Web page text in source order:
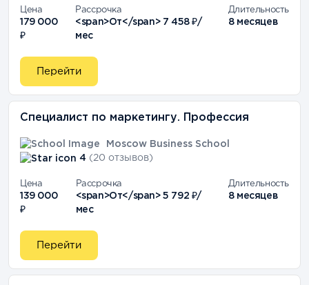
Цена
179 000
₽
Рассрочка
<span>От</span> 7 458 ₽/
мес
Длительность
8 месяцев
Перейти
Специалист по маркетингу. Профессия
Moscow Business School
4 (20 отзывов)
Цена
139 000
₽
Рассрочка
<span>От</span> 5 792 ₽/
мес
Длительность
8 месяцев
Перейти